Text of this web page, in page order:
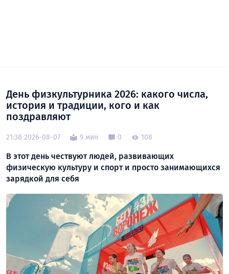
День физкультурника 2026: какого числа,
история и традиции, кого и как
поздравляют
21:38 2026-08-07 9 мин 0 108
В этот день чествуют людей, развивающих
физическую культуру и спорт и просто занимающихся
зарядкой для себя